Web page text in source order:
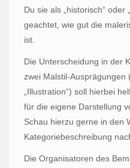
Du sie als „historisch“ oder
geachtet, wie gut die
ist.
Die Unterscheidung in der
zwei Malstil-Ausprägungen
„Illustration“) soll hierbei
für die eigene Darstellung
Schau hierzu gerne in den
Kategoriebeschreibung
Die Organisatoren des